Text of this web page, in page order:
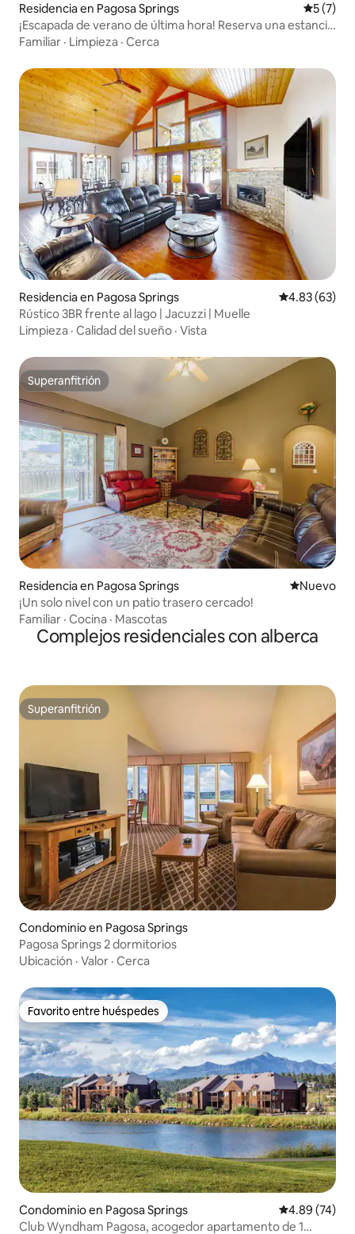
Residencia en Pagosa Springs
5 (7)
¡Escapada de verano de última hora! Reserva una estancia
en jul/ago antes del 31/7,
Familiar · Limpieza · Cerca
Residencia en Pagosa Springs Calificación
4.83 (63)
Rústico 3BR frente al lago | Jacuzzi | Muelle
Limpieza · Calidad del sueño · Vista
Superanfitrión
Superanfitrión
Residencia en Pagosa Springs Nuevo
Nuevo
¡Un solo nivel con un patio trasero cercado!
Familiar · Cocina · Mascotas
Complejos residenciales con alberca
Superanfitrión
Superanfitrión
Condominio en Pagosa Springs
Pagosa Springs 2 dormitorios
Ubicación · Valor · Cerca
Favorito entre huéspedes
Favorito entre huéspedes
Condominio en Pagosa Springs Calificación
4.89 (74)
Club Wyndham Pagosa, acogedor apartamento de 1